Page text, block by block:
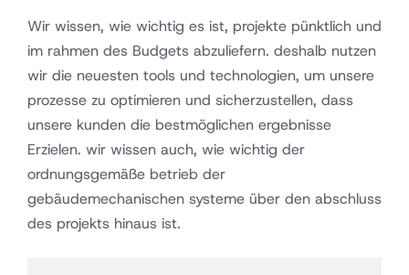
Wir wissen, wie wichtig es ist, projekte pünktlich und
im rahmen des Budgets abzuliefern. deshalb nutzen
wir die neuesten tools und technologien, um unsere
prozesse zu optimieren und sicherzustellen, dass
unsere kunden die bestmöglichen ergebnisse
Erzielen. wir wissen auch, wie wichtig der
ordnungsgemäße betrieb der
gebäudemechanischen systeme über den abschluss
des projekts hinaus ist.